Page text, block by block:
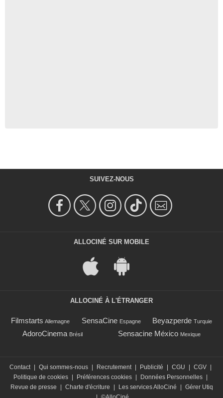
SUIVEZ-NOUS
ALLOCINÉ SUR MOBILE
ALLOCINÉ À L'ÉTRANGER
Filmstarts Allemagne SensaCine Espagne Beyazperde Turquie
AdoroCinema Brésil Sensacine México Mexique
Contact | Qui sommes-nous | Recrutement | Publicité | CGU | CGV |
Politique de cookies | Préférences cookies | Données Personnelles |
Revue de presse
| Charte d'écriture | Les services AlloCiné | Gérer Utiq